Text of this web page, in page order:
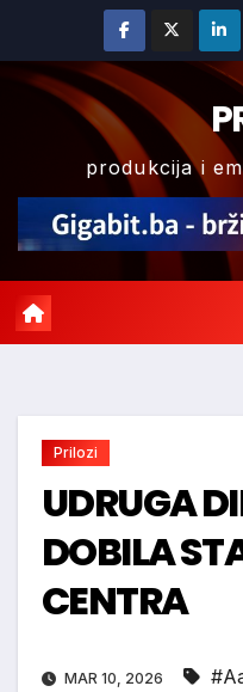
content
produkcija i
Prilozi
UDRUGA
DOBILA
CENTRA
MAR 10, 2026